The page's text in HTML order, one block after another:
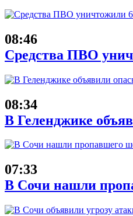
08:46
Средства ПВО
08:34
В Геленджике
07:33
В Сочи нашли